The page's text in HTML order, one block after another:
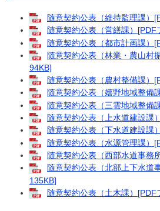
随意契約公表（維持監理課）
随意契約公表（営繕課）[PDF
随意契約公表（都市計画課）
随意契約公表（林業・農山村
94KB]
随意契約公表（農村整備課）
随意契約公表（嬉野地域整備
随意契約公表（三雲地域整備
随意契約公表（上水道建設課
随意契約公表（下水道建設課
随意契約公表（水源管理課）
随意契約公表（西部水道事務
随意契約公表（北部上下水道
135KB]
随意契約公表（土木課）[PDF